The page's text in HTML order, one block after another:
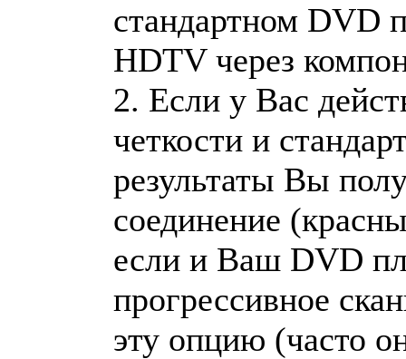
стандартном DVD
HDTV через
2. Если у Вас
четкости и
результаты Вы
соединение
если и Ваш DVD
прогрессивное
эту опцию (часто